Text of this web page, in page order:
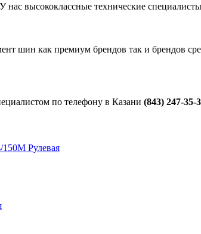
высококлассные технические
шин как премиум брендов так и брендов
по телефону в Казани (843) 247-35-